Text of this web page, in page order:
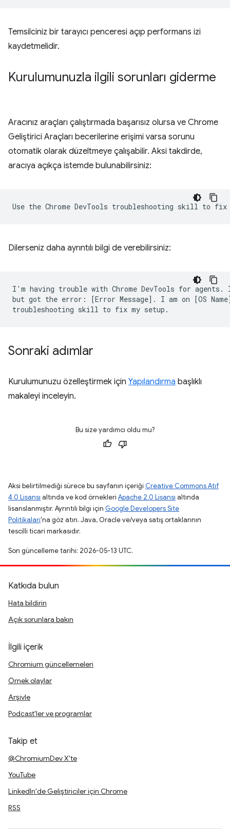
Temsilciniz bir tarayıcı penceresi açıp performans izi
kaydetmelidir.
Kurulumunuzla ilgili sorunları giderme
Aracınız araçları çalıştırmada başarısız olursa ve Chrome
Geliştirici Araçları becerilerine erişimi varsa sorunu
otomatik olarak düzeltmeye çalışabilir. Aksi takdirde,
aracıya açıkça istemde bulunabilirsiniz:
Dilerseniz daha ayrıntılı bilgi de verebilirsiniz:
I'm having trouble with Chrome DevTools for
but got the error: [Error Message]. I am on [OS
Sonraki adımlar
Kurulumunuzu özelleştirmek için Yapılandırma başlıklı
makaleyi inceleyin.
Bu size yardımcı oldu mu?
Aksi belirtilmediği sürece bu sayfanın içeriği Creative Commons Atıf
4.0 Lisansı altında ve kod örnekleri Apache 2.0 Lisansı altında
lisanslanmıştır. Ayrıntılı bilgi için Google Developers Site
Politikaları'na göz atın. Java, Oracle ve/veya satış ortaklarının
tescilli ticari markasıdır.
Son güncelleme tarihi: 2026-05-13 UTC.
Katkıda bulun
Hata bildirin
Açık sorunlara bakın
İlgili içerik
Chromium güncellemeleri
Örnek olaylar
Arşivle
Podcast'ler ve programlar
Takip et
@ChromiumDev X'te
YouTube
LinkedIn'de Geliştiriciler için Chrome
RSS